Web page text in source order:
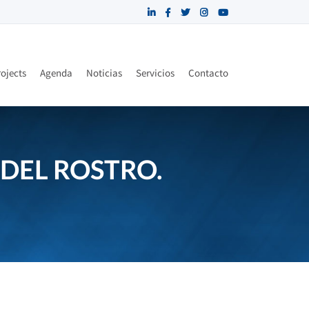
Agenda Noticias Servicios Contacto
ROSTRO.